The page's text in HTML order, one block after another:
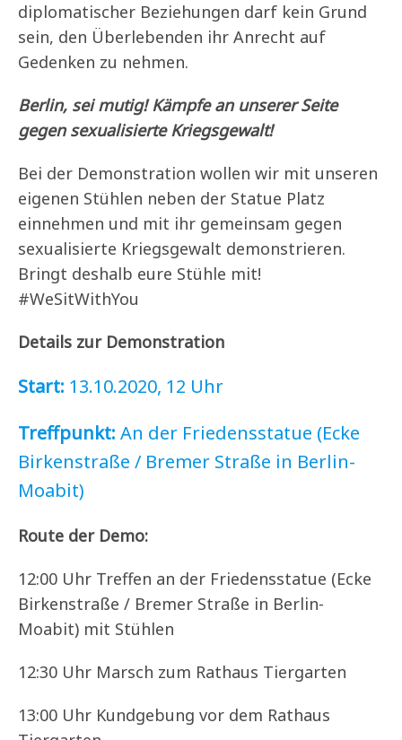
diplomatischer Beziehungen darf kein Grund
sein, den Überlebenden ihr Anrecht auf
Gedenken zu nehmen.
Berlin, sei mutig! Kämpfe an unserer Seite
gegen sexualisierte Kriegsgewalt!
Bei der Demonstration wollen wir mit unseren
eigenen Stühlen neben der Statue Platz
einnehmen und mit ihr gemeinsam gegen
sexualisierte Kriegsgewalt demonstrieren.
Bringt deshalb eure Stühle mit!
#WeSitWithYou
Details zur Demonstration
Start: 13.10.2020, 12 Uhr
Treffpunkt: An der Friedensstatue (Ecke
Birkenstraße / Bremer Straße in Berlin-
Moabit)
Route der Demo:
12:00 Uhr Treffen an der Friedensstatue (Ecke
Birkenstraße / Bremer Straße in Berlin-
Moabit) mit Stühlen
12:30 Uhr Marsch zum Rathaus Tiergarten
13:00 Uhr Kundgebung vor dem Rathaus